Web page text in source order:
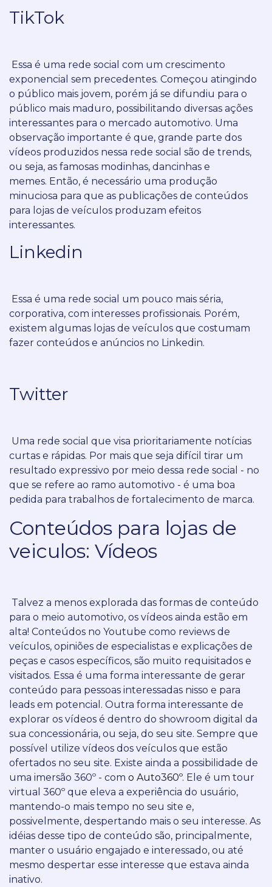
TikTok
Essa é uma rede social com um crescimento
exponencial sem precedentes. Começou atingindo
o público mais jovem, porém já se difundiu para o
público mais maduro, possibilitando diversas ações
interessantes para o mercado automotivo. Uma
observação importante é que, grande parte dos
vídeos produzidos nessa rede social são de trends,
ou seja, as famosas modinhas, dancinhas e
memes. Então, é necessário uma produção
minuciosa para que as publicações de conteúdos
para lojas de veículos produzam efeitos
interessantes.
Linkedin
Essa é uma rede social um pouco mais séria,
corporativa, com interesses profissionais. Porém,
existem algumas lojas de veículos que costumam
fazer conteúdos e anúncios no Linkedin.
Twitter
Uma rede social que visa prioritariamente notícias
curtas e rápidas. Por mais que seja difícil tirar um
resultado expressivo por meio dessa rede social - no
que se refere ao ramo automotivo - é uma boa
pedida para trabalhos de fortalecimento de marca.
Conteúdos para lojas de
veiculos: Vídeos
Talvez a menos explorada das formas de conteúdo
para o meio automotivo, os vídeos ainda estão em
alta! Conteúdos no Youtube como reviews de
veículos, opiniões de especialistas e explicações de
peças e casos específicos, são muito requisitados e
visitados. Essa é uma forma interessante de gerar
conteúdo para pessoas interessadas nisso e para
leads em potencial. Outra forma interessante de
explorar os vídeos é dentro do showroom digital da
sua concessionária, ou seja, do seu site. Sempre que
possível utilize vídeos dos veículos que estão
ofertados no seu site. Existe ainda a possibilidade de
uma imersão 360º - com o Auto360º. Ele é um tour
virtual 360º que eleva a experiência do usuário,
mantendo-o mais tempo no seu site e,
possivelmente, despertando mais o seu interesse. As
idéias desse tipo de conteúdo são, principalmente,
manter o usuário engajado e interessado, ou até
mesmo despertar esse interesse que estava ainda
inativo.